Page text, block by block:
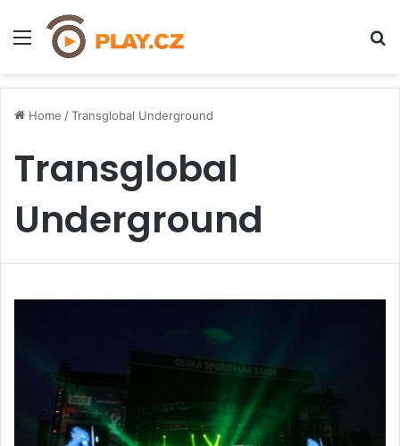
Menu
Home /Transglobal Underground
Transglobal
Underground